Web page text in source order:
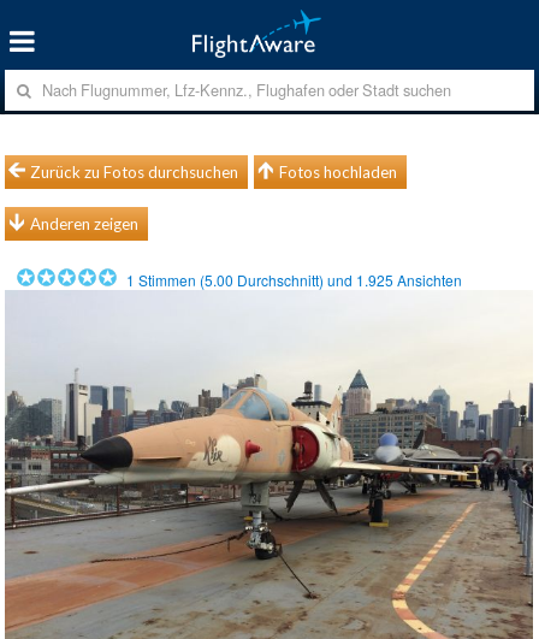
Zurück zu Fotos durchsuchen Fotos hochladen
Anderen zeigen
1 Stimmen (5.00 Durchschnitt) und 1.925 Ansichten